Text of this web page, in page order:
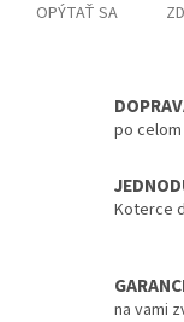
OPÝTAŤ SA
po
Koterce
na vami